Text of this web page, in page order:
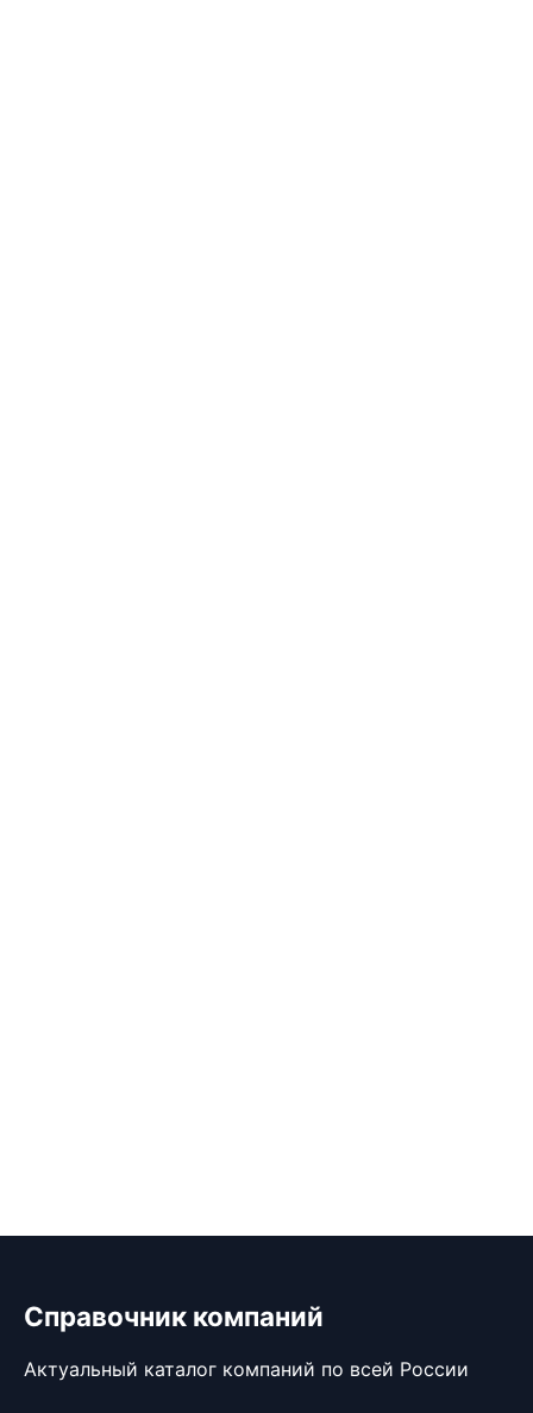
Справочник компаний
Актуальный каталог компаний по всей России